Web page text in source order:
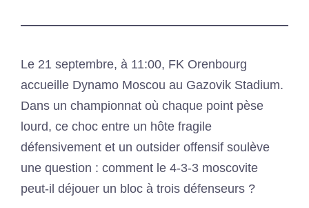
Le 21 septembre, à 11:00, FK Orenbourg
accueille Dynamo Moscou au Gazovik Stadium.
Dans un championnat où chaque point pèse
lourd, ce choc entre un hôte fragile
défensivement et un outsider offensif soulève
une question : comment le 4-3-3 moscovite
peut-il déjouer un bloc à trois défenseurs ?